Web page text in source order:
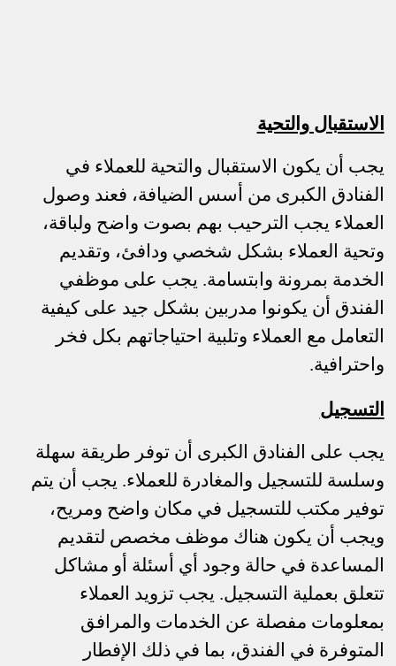
الاستقبال والتحية
يجب أن يكون الاستقبال والتحية للعملاء في
الفنادق الكبرى من أسس الضيافة، فعند وصول
العملاء يجب الترحيب بهم بصوت واضح ولباقة،
وتحية العملاء بشكل شخصي ودافئ، وتقديم
الخدمة بمرونة وابتسامة. يجب على موظفي
الفندق أن يكونوا مدربين بشكل جيد على كيفية
التعامل مع العملاء وتلبية احتياجاتهم بكل فخر
واحترافية.
التسجيل
يجب على الفنادق الكبرى أن توفر طريقة سهلة
وسلسة للتسجيل والمغادرة للعملاء. يجب أن يتم
توفير مكتب للتسجيل في مكان واضح ومريح،
ويجب أن يكون هناك موظف مخصص لتقديم
المساعدة في حالة وجود أي أسئلة أو مشاكل
تتعلق بعملية التسجيل. يجب تزويد العملاء
بمعلومات مفصلة عن الخدمات والمرافق
المتوفرة في الفندق، بما في ذلك الإفطار